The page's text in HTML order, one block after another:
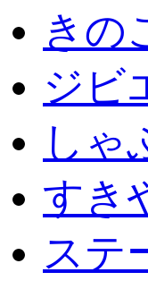
きの
ジビ
しゃ
すき
ステ